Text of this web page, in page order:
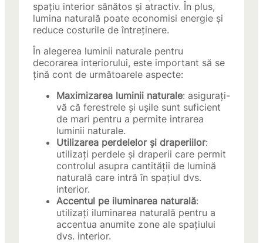
spațiu interior sănătos și atractiv. În plus,
lumina naturală poate economisi energie și
reduce costurile de întreținere.
În alegerea luminii naturale pentru
decorarea interiorului, este important să se
țină cont de următoarele aspecte:
Maximizarea luminii naturale: asigurați-
vă că ferestrele și ușile sunt suficient
de mari pentru a permite intrarea
luminii naturale.
Utilizarea perdelelor și draperiilor:
utilizați perdele și draperii care permit
controlul asupra cantității de lumină
naturală care intră în spațiul dvs.
interior.
Accentul pe iluminarea naturală:
utilizați iluminarea naturală pentru a
accentua anumite zone ale spațiului
dvs. interior.